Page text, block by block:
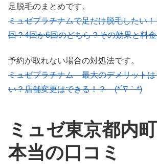
足脱毛のまとめです。
ミュゼプラチナムで足だけ脱毛したい
回？4回か6回のどちら？その効果と料
予約が取れない場合の対処法です。
ミュゼプラチナム 最大のデメリットは
い？店舗変更はできる！？ (*´∇｀*)
ミュゼ東京都内
本当の口コミ